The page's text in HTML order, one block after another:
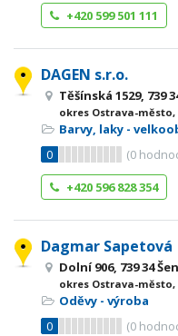
+420 599 501 111
DAGEN s.r.o.
Těšínská 1529, 739
okres Ostrava-
Barvy, laky -
0
(0
+420 596 828 354
Dagmar Sapetová
Dolní 906, 739 34
okres Ostrava-
Oděvy - výroba
0
(0